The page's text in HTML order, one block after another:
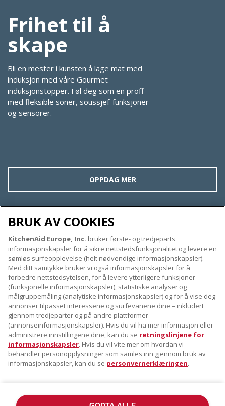
Frihet til å
skape
Bli en mester i kunsten å lage mat med
induksjon med våre Gourmet
induksjonstopper. Føl deg som en proff
med fleksible soner, soussjef-funksjoner
og sensorer.
OPPDAG MER
OM KITCHENAID
Merkets kjerne
Merkehistorie
ODR
VÅRE PRODUKTER
Små apparater
Produkttilbehør
KUNDESERVICE
Finn et servicesenter nær deg
Garanti og dokumenter
Kontaktinformasjon
FØLG OSS
BRUK AV COOKIES
KitchenAid Europe, Inc. bruker første- og tredjeparts
informasjonskapsler for å sikre nettstedsfunksjonalitet og levere en
sømløs surfeopplevelse (helt nødvendige informasjonskapsler).
Med ditt samtykke bruker vi også informasjonskapsler for å
forbedre nettstedsytelsen, for å levere ytterligere funksjoner
(funksjonelle informasjonskapsler), statistiske analyser og
målgruppemåling (analytiske informasjonskapsler) og for å vise deg
annonser tilpasset interessene og surfevanene dine – inkludert
gjennom tredjeparter og på andre plattformer
(annonseinformasjonskapsler). Hvis du vil ha mer informasjon eller
administrere innstillingene dine, kan du se retningslinjene for
informasjonskapsler. Hvis du vil vite mer om hvordan vi
behandler personopplysninger som samles inn gjennom bruk av
informasjonskapsler, kan du se personvernerklæringen.